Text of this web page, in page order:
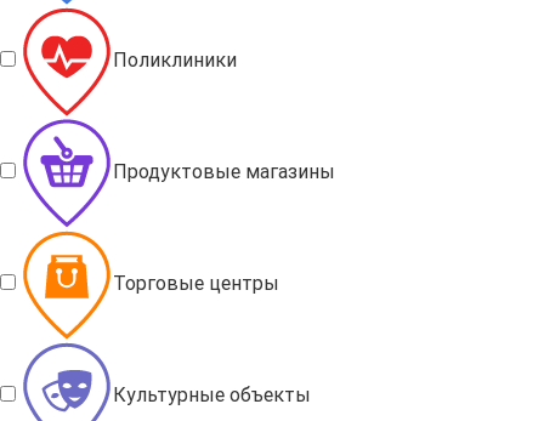
Поликлиники
Продуктовые магазины
Торговые центры
Культурные объекты